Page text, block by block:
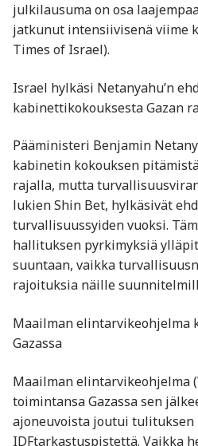
julkilausuma on osa
jatkunut intensiivisenä viime
Times of Israel).
Israel hylkäsi Netanyahu’n
kabinettikokouksesta Gazan
Pääministeri Benjamin
kabinetin kokouksen
rajalla, mutta
lukien Shin Bet, hylkäsivät
turvallisuussyiden vuoksi.
hallituksen pyrkimyksiä
suuntaan, vaikka
rajoituksia näille
Maailman elintarvikeohjelma
Gazassa
Maailman elintarvikeohjelma
toimintansa Gazassa sen
ajoneuvoista joutui
IDFtarkastuspistettä. Vaikka